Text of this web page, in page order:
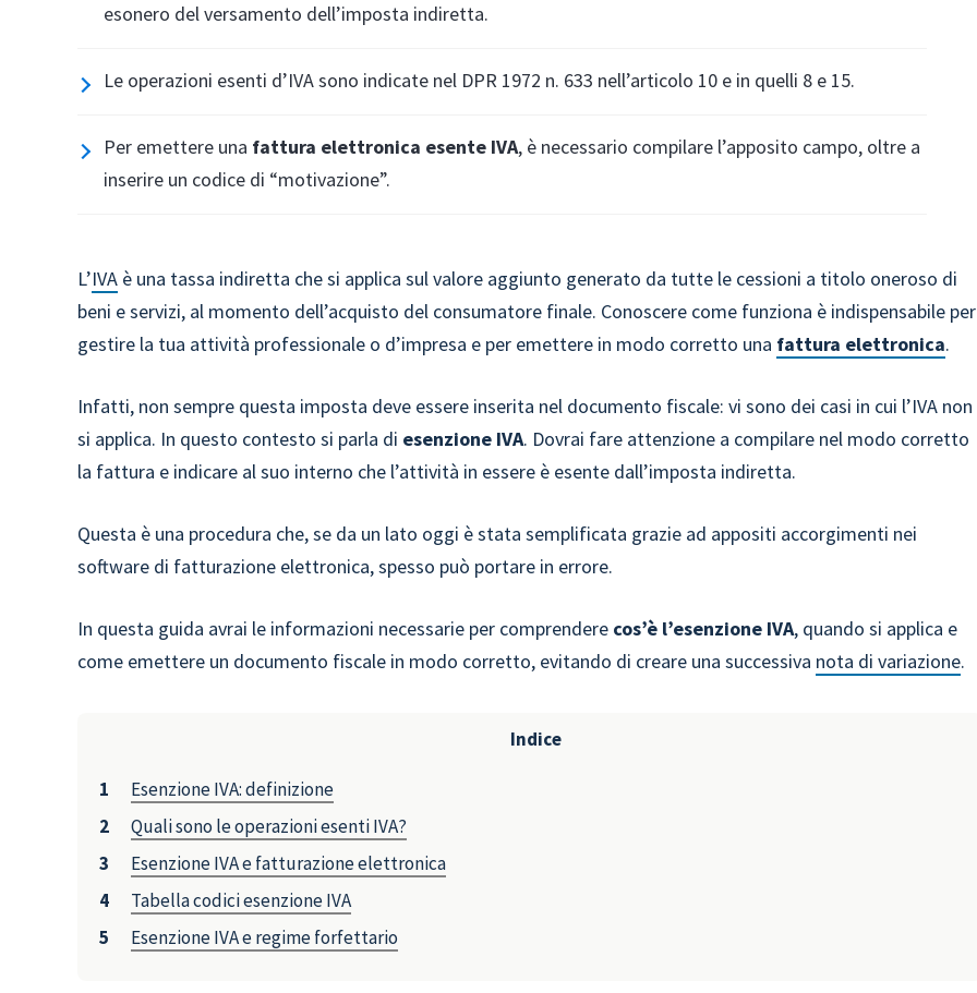
esonero del versamento dell’imposta indiretta.
Le operazioni esenti d’IVA sono indicate nel DPR 1972 n. 633 nell’articolo 10 e in quelli 8 e 15.
Per emettere una fattura elettronica esente IVA, è necessario compilare l’apposito campo, oltre a
inserire un codice di “motivazione”.
L’IVA è una tassa indiretta che si applica sul valore aggiunto generato da tutte le cessioni a titolo oneroso di
beni e servizi, al momento dell’acquisto del consumatore finale. Conoscere come funziona è indispensabile per
gestire la tua attività professionale o d’impresa e per emettere in modo corretto una fattura elettronica.
Infatti, non sempre questa imposta deve essere inserita nel documento fiscale: vi sono dei casi in cui l’IVA non
si applica. In questo contesto si parla di esenzione IVA. Dovrai fare attenzione a compilare nel modo corretto
la fattura e indicare al suo interno che l’attività in essere è esente dall’imposta indiretta.
Questa è una procedura che, se da un lato oggi è stata semplificata grazie ad appositi accorgimenti nei
software di fatturazione elettronica, spesso può portare in errore.
In questa guida avrai le informazioni necessarie per comprendere cos’è l’esenzione IVA, quando si applica e
come emettere un documento fiscale in modo corretto, evitando di creare una successiva nota di variazione.
Indice
Esenzione IVA: definizione
Quali sono le operazioni esenti IVA?
Esenzione IVA e fatturazione elettronica
Tabella codici esenzione IVA
Esenzione IVA e regime forfettario